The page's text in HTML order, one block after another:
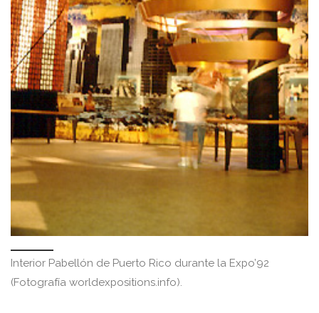
Interior Pabellón de Puerto Rico durante la Expo’92
(Fotografía worldexpositions.info).